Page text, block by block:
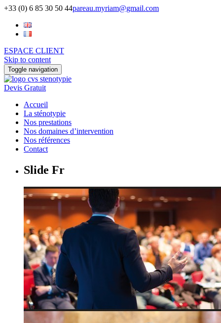
+33 (0) 6 85 30 50 44pareau.myriam@gmail.com
ESPACE CLIENT
Skip to content
Toggle navigation
Devis Gratuit
Accueil
La sténotypie
Nos prestations
Nos domaines d’intervention
Nos références
Contact
Slide Fr